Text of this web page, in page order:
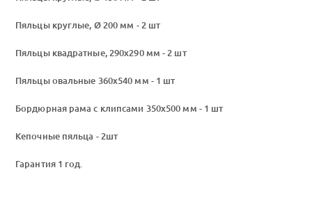
Пяльцы круглые, Ø 200 мм - 2 шт
Пяльцы квадратные, 290х290 мм - 2 шт
Пяльцы овальные 360х540 мм - 1 шт
Бордюрная рама с клипсами 350х500 мм - 1 шт
Кепочные пяльца - 2шт
Гарантия 1 год.